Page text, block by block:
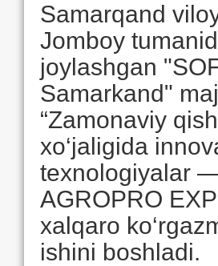
Samarqand
Jomboy
joylashgan
Samarkand"
“Zamonaviy
xo‘jaligida
texnologiyalar
AGROPRO
xalqaro
ishini boshladi.